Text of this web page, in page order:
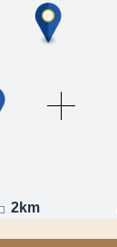
2km